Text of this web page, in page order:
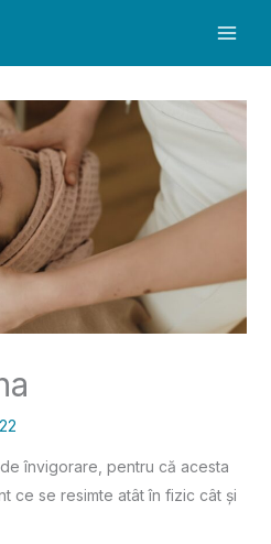
învigorare, pentru că acesta
ce se resimte atât în fizic cât și